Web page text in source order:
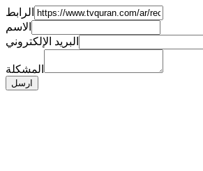
الرابط
الاسم
البريد الإلكتروني
المشكلة
ارسل